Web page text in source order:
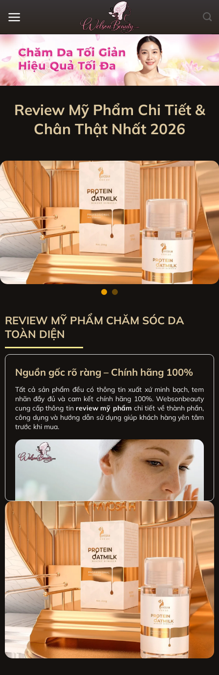
qua
dung
Review Mỹ Phẩm Chi Tiết &
Chân Thật Nhất 2026
REVIEW MỸ PHẨM CHĂM SÓC DA
TOÀN DIỆN
Nguồn gốc rõ ràng – Chính hãng 100%
Tất cả sản phẩm đều có thông tin xuất xứ minh bạch, tem
nhãn đầy đủ và cam kết chính hãng 100%. Websonbeauty
cung cấp thông tinreview mỹ phẩm chi tiết về thành phần,
công dụng và hướng dẫn sử dụng giúp khách hàng yên tâm
trước khi mua.
review chăm sóc da toàn diện
Chính sách đổi trả rõ ràng và hỗ trợ khách hàng nhanh
chóng là điểm cộng giúp tăng độ tin cậy.
Đa dạng thương hiệu & phân khúc giá
Quy tụ nhiều thương hiệu mỹ phẩm nổi tiếng từ bình dân
đến cao cấp, giúp khách hàng dễ dàng lựa chọn theo ngân
sách. Dù bạn là học sinh – sinh viên tìm sản phẩm giá tốt
hay người đi làm muốn đầu tư dòng cao cấp, đều có thể tìm
thấy lựa chọn phù hợp tạiWelsonbeauty.com